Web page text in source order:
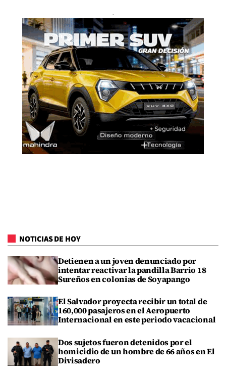
NOTICIAS DE HOY
Detienen a un joven denunciado por
intentar reactivar la pandilla Barrio 18
Sureños en colonias de Soyapango
El Salvador proyecta recibir un total de
160,000 pasajeros en el Aeropuerto
Internacional en este periodo vacacional
Dos sujetos fueron detenidos por el
homicidio de un hombre de 66 años en El
Divisadero